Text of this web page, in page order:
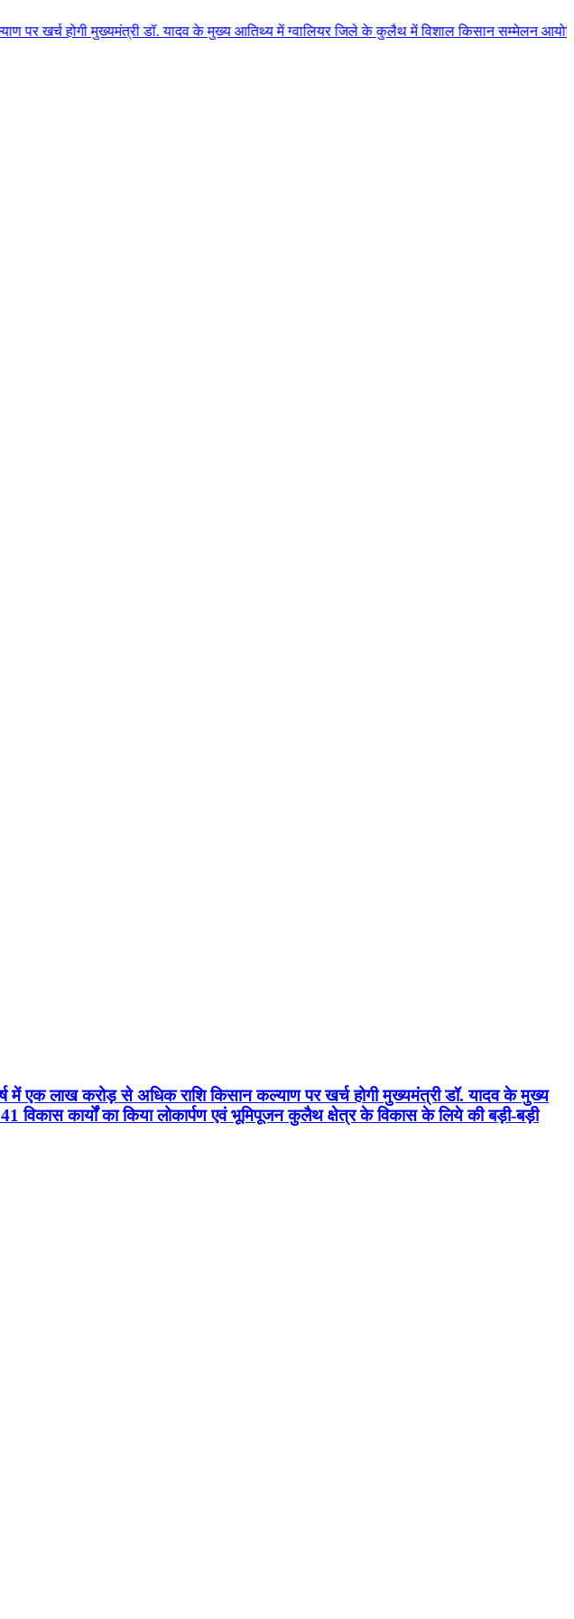
डॉ. यादव के मुख्य आतिथ्य में ग्वालियर जिले के कुलैथ में विशाल किसान सम्मेलन आयोजित लगभग
में एक लाख करोड़ से अधिक राशि किसान कल्याण पर खर्च होगी मुख्यमंत्री डॉ. यादव के मुख्य
कार्यों का किया लोकार्पण एवं भूमिपूजन कुलैथ क्षेत्र के विकास के लिये की बड़ी-बड़ी